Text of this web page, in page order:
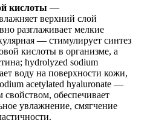
кислоты —
верхний слой
разглаживает мелкие
— стимулирует синтез
кислоты в организме, а
hydrolyzed sodium
воду на поверхности кожи,
acetylated hyaluronate —
обеспечивает
увлажнение, смягчение